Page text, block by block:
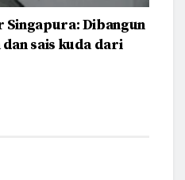
Dibangun
sais kuda dari